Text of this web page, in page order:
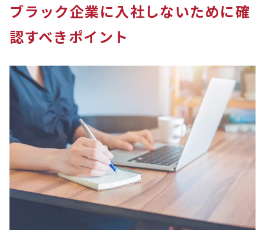
ブラック企業に入社しないために確
認すべきポイント